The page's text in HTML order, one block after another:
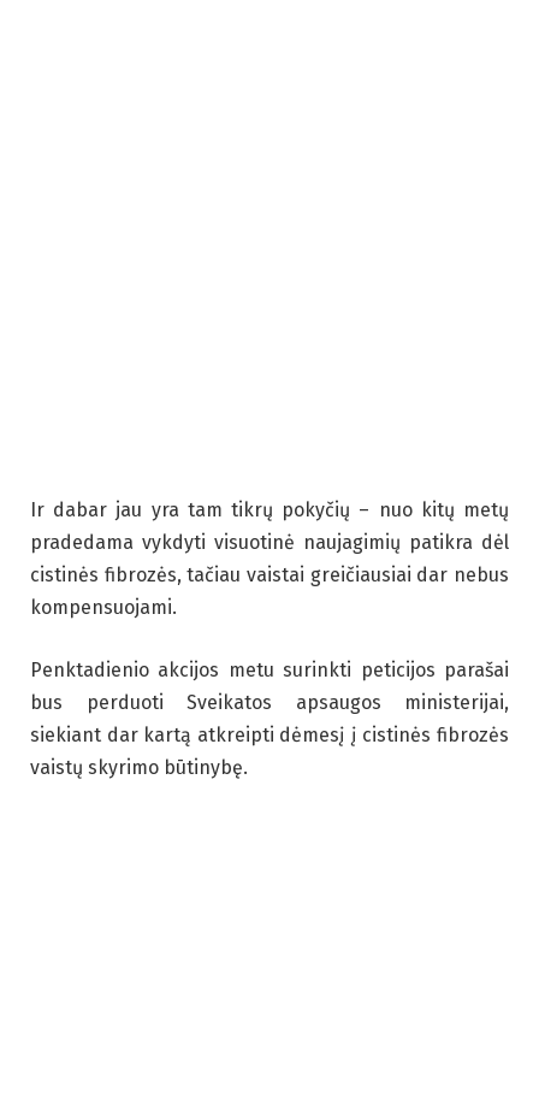
Ir dabar jau yra tam tikrų pokyčių – nuo kitų metų
pradedama vykdyti visuotinė naujagimių patikra dėl
cistinės fibrozės, tačiau vaistai greičiausiai dar nebus
kompensuojami.
Penktadienio akcijos metu surinkti peticijos parašai
bus perduoti Sveikatos apsaugos ministerijai,
siekiant dar kartą atkreipti dėmesį į cistinės fibrozės
vaistų skyrimo būtinybę.